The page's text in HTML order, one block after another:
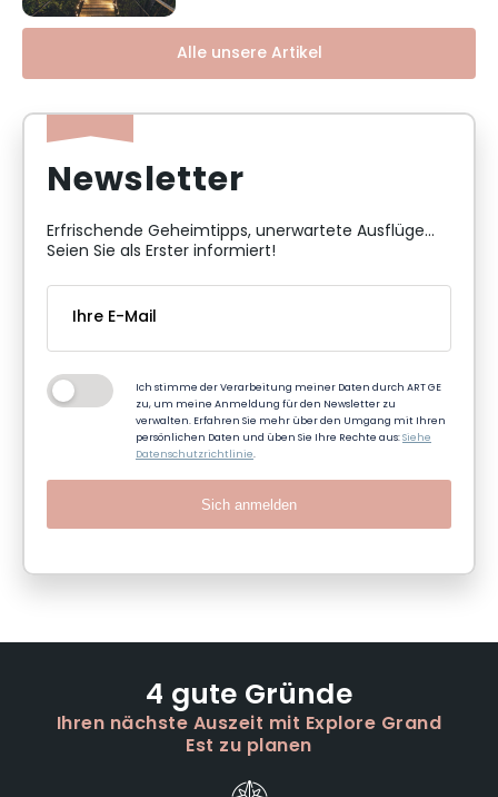
Alle unsere Artikel
Newsletter
Erfrischende Geheimtipps, unerwartete Ausflüge...
Seien Sie als Erster informiert!
Ich stimme der Verarbeitung meiner Daten durch ART GE
zu, um meine Anmeldung für den Newsletter zu
verwalten. Erfahren Sie mehr über den Umgang mit Ihren
persönlichen Daten und üben Sie Ihre Rechte aus:Siehe
Datenschutzrichtlinie.
Sich anmelden
4 gute Gründe
Ihren nächste Auszeit mit Explore Grand
Est zu planen